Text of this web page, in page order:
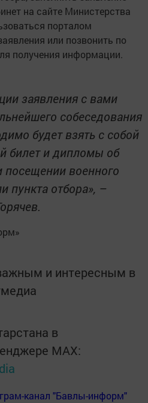
на сайте Министерства
порталом
или позвонить по
получения информации.
заявления с вами
собеседования
будет взять с собой
билет и дипломы об
посещении военного
пункта отбора», –
и интересным в
в
MАХ:
канал "Бавлы-информ"